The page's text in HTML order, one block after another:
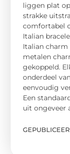
liggen plat
strakke
comfortabel
Italian
Italian charm
metalen
gekoppeld.
onderdeel
eenvoudig
Een
uit ongeveer